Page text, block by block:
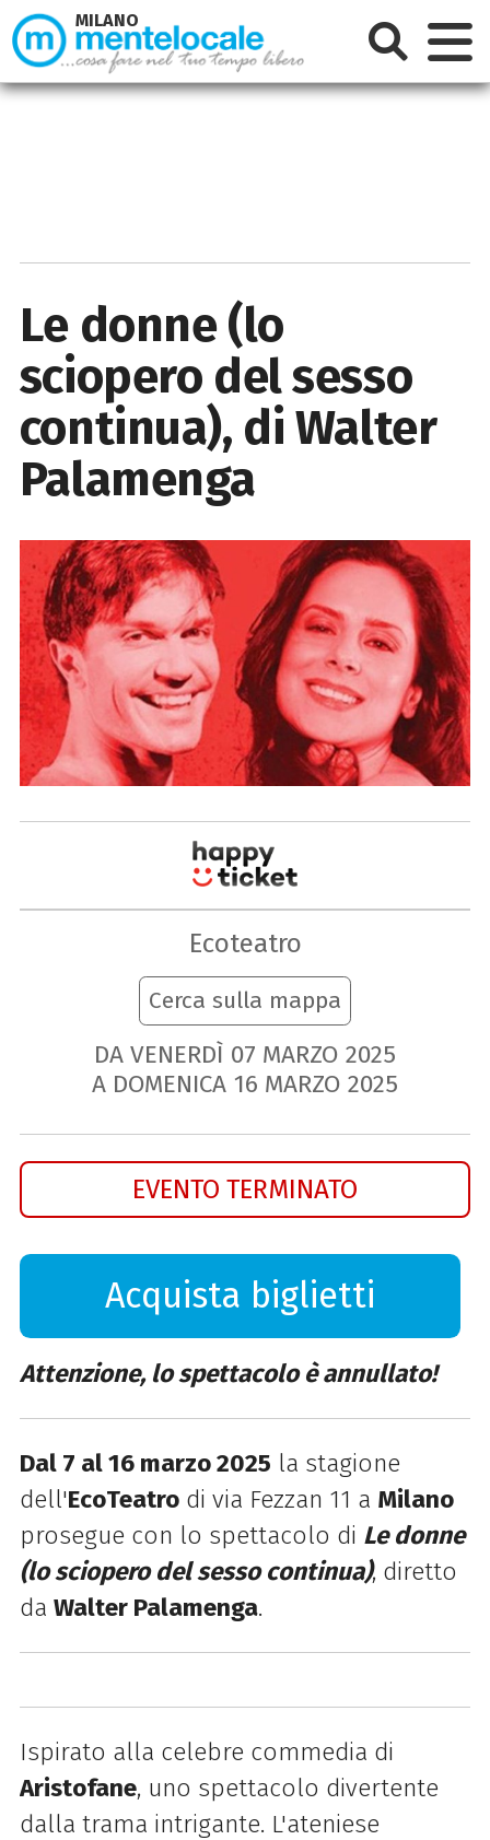
Le donne (lo
sciopero del sesso
continua), di Walter
Palamenga
Ecoteatro
Cerca sulla mappa
DA VENERDÌ 07 MARZO 2025
A DOMENICA 16 MARZO 2025
EVENTO TERMINATO
Acquista biglietti
Attenzione, lo spettacolo è annullato!
Dal 7 al 16 marzo 2025 la stagione
dell'EcoTeatrodi via Fezzan 11 a Milano
prosegue con lo spettacolo di Le donne
(lo sciopero del sesso continua), diretto
da Walter Palamenga.
Ispirato alla celebre commedia di
Aristofane, uno spettacolo divertente
dalla trama intrigante. L'ateniese
MILANO